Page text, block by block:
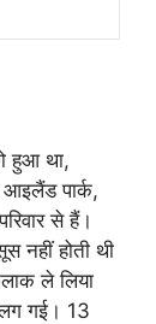
हुआ था,
पार्क,
से हैं।
नहीं होती थी
ले लिया
लग गई। 13